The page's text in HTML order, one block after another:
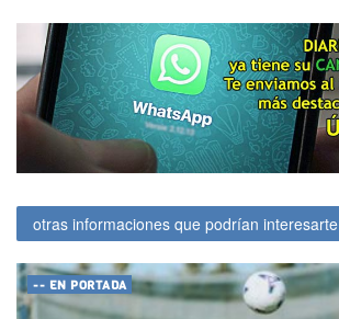
otras informaciones que podrían interesarte
-- EN PORTADA